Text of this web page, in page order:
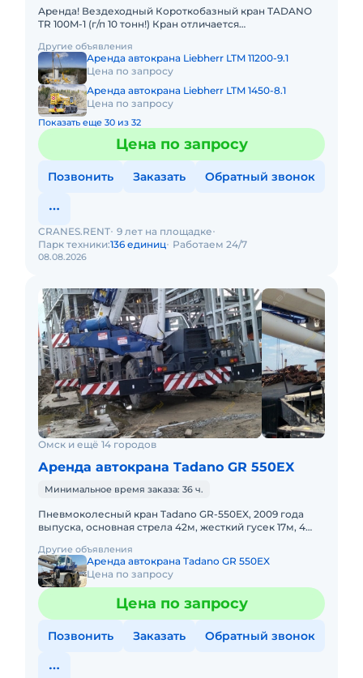
Аренда! Вездеходный Короткобазный кран TADANO
TR 100M-1 (г/п 10 тонн!) Кран отличается
бездорожью. Технические
Другие объявления
Аренда автокрана Liebherr LTM 11200-9.1
Цена по запросу
Аренда автокрана Liebherr LTM 1450-8.1
Цена по запросу
Показать еще 30 из 32
Цена по запросу
Позвонить Заказать Обратный звонок
08.08.2026
CRANES.RENT 9 лет на площадке
Парк техники:136 единиц Работаем 24/7
Омск и ещё 14 городов
Аренда автокрана Tadano GR 550EX
Минимальное время заказа: 36 ч.
Пневмоколесный кран Tadano GR-550EX, 2009 года
выпуска, основная стрела 42м, жесткий гусек 17м, 4
дорогам общего
Другие объявления
Аренда автокрана Tadano GR 550EX
Цена по запросу
Цена по запросу
Позвонить Заказать Обратный звонок